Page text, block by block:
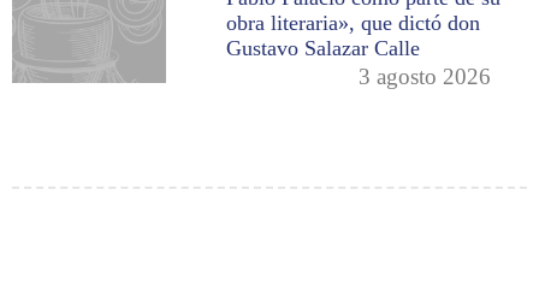
obra literaria», que dictó don
Gustavo Salazar Calle
3 agosto 2026